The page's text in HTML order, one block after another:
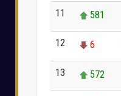
11 581
12 6
13 572